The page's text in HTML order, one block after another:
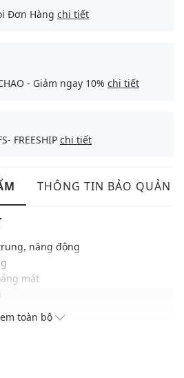
Đơn Hàng chi tiết
- Giảm ngay 10% chi tiết
FREESHIP chi tiết
THÔNG TIN BẢO QUẢN
năng động
mát
phối với nhiều trang phục khác
toàn bộ